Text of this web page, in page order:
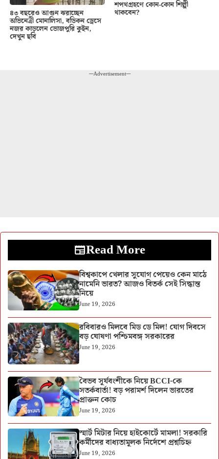
৪৩ বছরেও আগুন ঝরাচ্ছেন
অভিনেত্রী মোনালিসা, বডিকন ড্রেসে
নজর কাড়লেন ভোজপুরি কুইন,
দেখুন ছবি
শপথগ্রহণে কোন-কোন শিল্পী
থাকবেন?
---Advertisement---
Read More
বিশ্বকাপে খেলার সুযোগ পেয়েও কেন মাঠে
নামেনি ভারত? আজও বিতর্ক সেই সিদ্ধান্ত
নিয়ে
June 19, 2026
রবিবারও মিলবে মিড ডে মিল! যোগ দিবসে
বড় ঘোষণা পশ্চিমবঙ্গ সরকারের
June 19, 2026
বৈভব সূর্যবংশীকে নিয়ে BCCI-কে
সতর্কবার্তা! বড় পরামর্শ দিলেন ভারতের
প্রাক্তন কোচ
June 19, 2026
স্মার্ট মিটার নিয়ে হাইকোর্টে মামলা! সরকারি
কর্মীদের বাধ্যতামূলক নির্দেশে প্রশ্নচিহ্ন
June 19, 2026